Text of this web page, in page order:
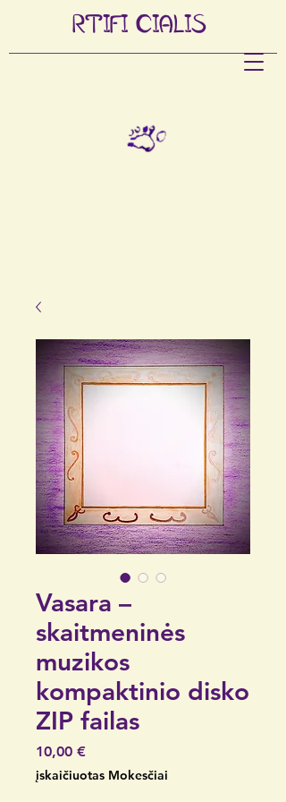
RTIFI CIALIS
Vasara –
skaitmeninės
muzikos
kompaktinio disko
ZIP failas
10,00 €
įskaičiuotas Mokesčiai